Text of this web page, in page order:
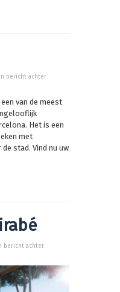
bericht achter
van de meest
Het is een
met
stad. Vind nu uw
bericht achter